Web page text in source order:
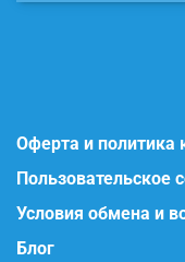
Оферта и политика
Пользовательское
Условия обмена и
Блог